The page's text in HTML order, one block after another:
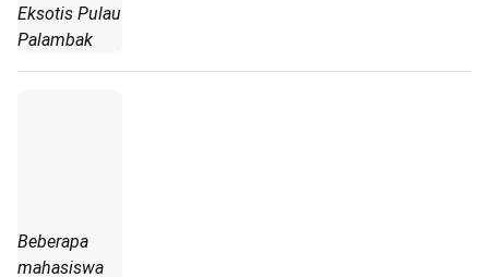
Eksotis Pulau
Palambak
Beberapa
mahasiswa